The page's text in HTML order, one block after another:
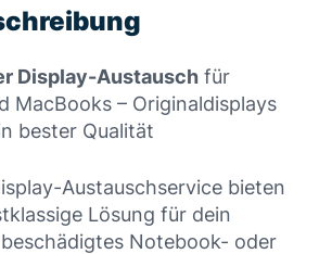
Display-Austausch für
MacBooks – Originaldisplays
bester Qualität
Austauschservice bieten
Lösung für dein
Notebook- oder